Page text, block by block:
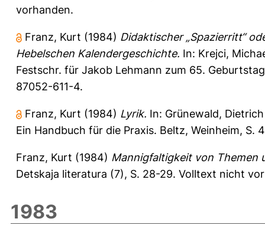
vorhanden.
Franz, Kurt (1984) Didaktischer „Spazierritt“
Hebelschen Kalendergeschichte. In: Krejci,
Festschr. für Jakob Lehmann zum 65.
87052-611-4.
Franz, Kurt (1984) Lyrik. In: Grünewald, Dietrich
Ein Handbuch für die Praxis. Beltz, Weinheim,
Franz, Kurt (1984) Mannigfaltigkeit von Themen
Detskaja literatura (7), S. 28-29. Volltext nicht
1983